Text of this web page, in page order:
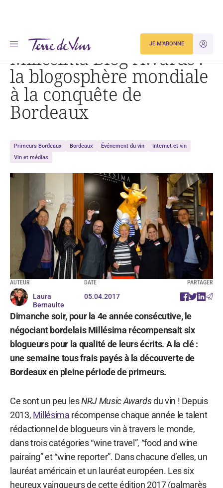
JE
JE M'ABONNE
Accueil Millésima Blog Awards : la blogosphère mondiale à la conquête de Bordeaux
Millésima Blog Awards :
la blogosphère mondiale
à la conquête de
Bordeaux
Primeurs Bordeaux Bordeaux Événement du vin
Internet et vin
Vin et médias
AUTEUR
Laura
Bernaulte
DATE
05.04.2017
PARTAGER
Dimanche soir, pour la 4e année consécutive, le
négociant bordelais Millésima récompensait six
blogueurs pour la qualité de leurs écrits. A la clé :
une semaine tous frais payés à la découverte de
Bordeaux en pleine période de primeurs.
Ce sont un peu lesNRJ Music Awardsdu vin ! Depuis
2013, Millésima récompense chaque année le talent
rédactionnel de blogueurs vin à travers le monde,
dans trois catégories “wine travel”, “food and wine
pairaing” et “wine reporter”. Dans chacune d’elles, un
lauréat américain et un lauréat européen. Les six
heureux vainqueurs de cette édition 2017 (palmarès